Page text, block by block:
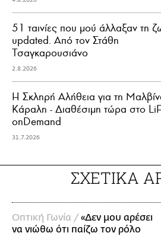
51 ταινίες που μού άλλαξαν τη
updated. Aπό τον Στάθη
Τσαγκαρουσιάνο
2.8.2026
Η Σκληρή Αλήθεια για τη
Κάραλη - Διαθέσιμη τώρα στo
onDemand
31.7.2026
ΣΧΕΤΙΚΑ
Οπτική Γωνία /«Δεν μου αρέσει
να νιώθω ότι παίζω τον ρόλο